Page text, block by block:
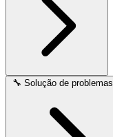
🔧 Solução de problemas